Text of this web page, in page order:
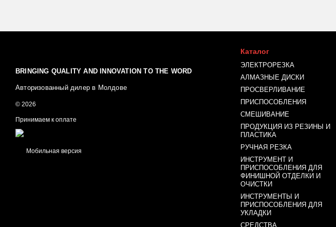
BRINGING QUALITY AND INNOVATION TO THE WORD
Авторизованный дилер в Молдове
© 2026
Принимаем к оплате
Мобильная версия
Каталог
ЭЛЕКТРОРЕЗКА
АЛМАЗНЫЕ ДИСКИ
ПРОСВЕРЛИВАНИЕ
ПРИСПОСОБЛЕНИЯ
СМЕШИВАНИЕ
ПРОДУКЦИЯ ИЗ РЕЗИНЫ И
ПЛАСТИКА
РУЧНАЯ РЕЗКА
ИНСТРУМЕНТ И
ПРИСПОСОБЛЕНИЯ ДЛЯ
ФИНИШНОЙ ОТДЕЛКИ И
ОЧИСТКИ
ИНСТРУМЕНТЫ И
ПРИСПОСОБЛЕНИЯ ДЛЯ
УКЛАДКИ
СРЕДСТВА